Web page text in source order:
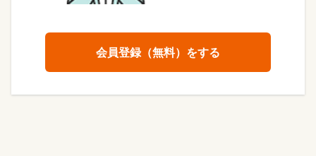
会員登録（無料）をする